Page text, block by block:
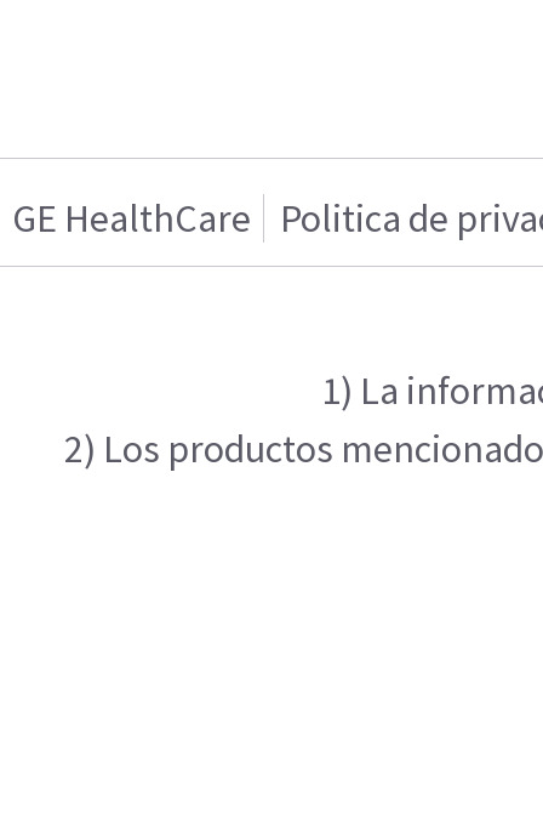
GE HealthCare Politica de
1) La
2) Los productos